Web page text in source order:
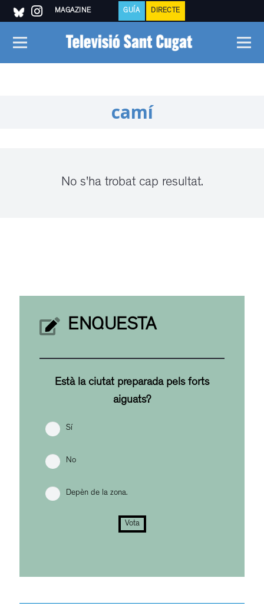
MAGAZINE GUÍA DIRECTE
camí
No s'ha trobat cap resultat.
ENQUESTA
Està la ciutat preparada pels forts
aiguats?
Sí
No
Depèn de la zona.
Vota